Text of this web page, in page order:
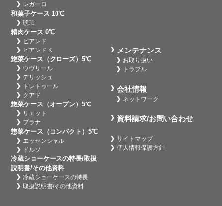
レガーロ
和菓子ケース 10℃
琥珀
精肉ケース 0℃
ビアンド
ビアンド K
惣菜ケース（クローズ）5℃
ウヴリール
デリッシュ
トレトゥール
クアド
惣菜ケース（オープン）5℃
リエット
プラナ
惣菜ケース（コンパクト）5℃
エッセンシャル
ドルソ
冷蔵ショーケースの特長/取扱
説明書/その他資料
冷蔵ショーケースの特長
取扱説明書/その他資料
メンテナンス
お取り扱い
トラブル
会社情報
ネットワーク
資料請求/お問い合わせ
サイトマップ
個人情報保護方針